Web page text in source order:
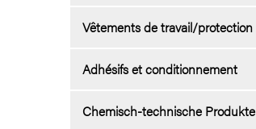
Vêtements de travail/protection
Adhésifs et conditionnement
Chemisch-technische Produkte